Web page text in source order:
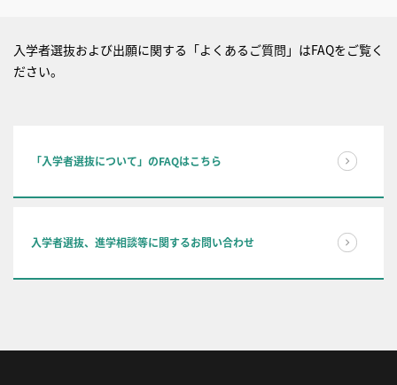
入学者選抜および出願に関する「よくあるご質問」はFAQをご覧く
ださい。
「入学者選抜について」のFAQはこちら
入学者選抜、進学相談等に関するお問い合わせ